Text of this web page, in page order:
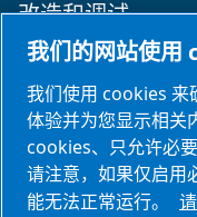
改造和调试
日常运营
培训
关注我们
我们的网站使用
我们使用 cookies 来
体验并为您显示相关
cookies、只允许必
请注意，如果仅启用
能无法正常运行。